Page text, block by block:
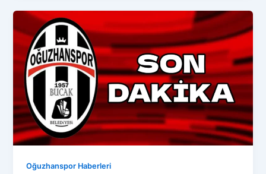
Oğuzhanspor Haberleri